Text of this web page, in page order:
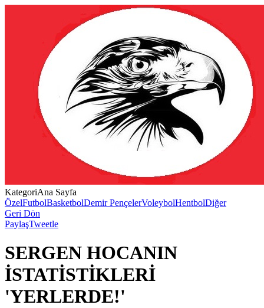
KategoriAna Sayfa
ÖzelFutbolBasketbolDemir PençelerVoleybolHentbolDiğer
Geri Dön
PaylaşTweetle
SERGEN HOCANIN
İSTATİSTİKLERİ
'YERLERDE!'